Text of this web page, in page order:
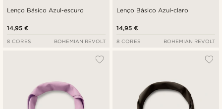
Lenço Básico Azul-escuro
14,95 €
8 CORES BOHEMIAN REVOLT
Lenço Básico Azul-claro
14,95 €
8 CORES BOHEMIAN REVOLT